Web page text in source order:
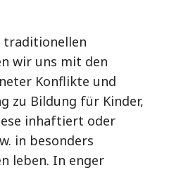
traditionellen
wir uns mit den
Konflikte und
zu Bildung für Kinder,
inhaftiert oder
in besonders
leben. In enger